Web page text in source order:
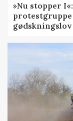
»Nu stopper
gødskningslov